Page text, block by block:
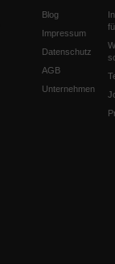
Blog
Impressum
Datenschutz
AGB
Unternehmen